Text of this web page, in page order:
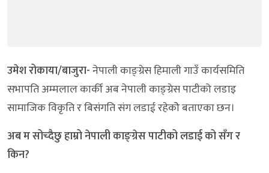
उमेश रोकाया/बाजुरा-नेपाली काङ्ग्रेस हिमाली गाउँ कार्यसमिति
सभापति अम्मलाल कार्की अब नेपाली काङ्ग्रेस पाटीको लडाइ
सामाजिक विकृति र बिसंगति संग लडाई रहेकोे बताएका छन।
अब म सोच्दैछु हाम्रो नेपाली काङ्ग्रेस पाटीको लडाई को सँग र
किन?